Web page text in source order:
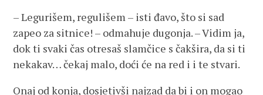
– Legurišem, regulišem – isti đavo, što si sad
zapeo za sitnice! – odmahuje dugonja. – Vidim ja,
dok ti svaki čas otresaš slamčice s čakšira, da si ti
nekakav… čekaj malo, doći će na red i i te stvari.
Onaj od konja, dosjetivši najzad da bi i on mogao